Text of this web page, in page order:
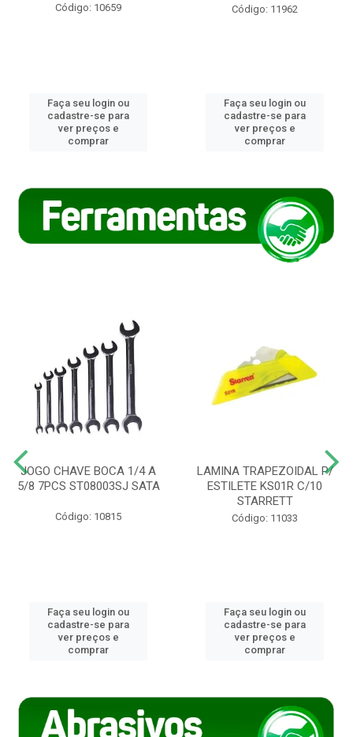
Código: 10659
Faça seu login ou
cadastre-se para
ver preços e
comprar
Código: 11962
Faça seu login ou
cadastre-se para
ver preços e
comprar
JOGO CHAVE BOCA 1/4 A
5/8 7PCS ST08003SJ SATA
Código: 10815
Faça seu login ou
cadastre-se para
ver preços e
comprar
LAMINA TRAPEZOIDAL P/
ESTILETE KS01R C/10
STARRETT
Código: 11033
Faça seu login ou
cadastre-se para
ver preços e
comprar